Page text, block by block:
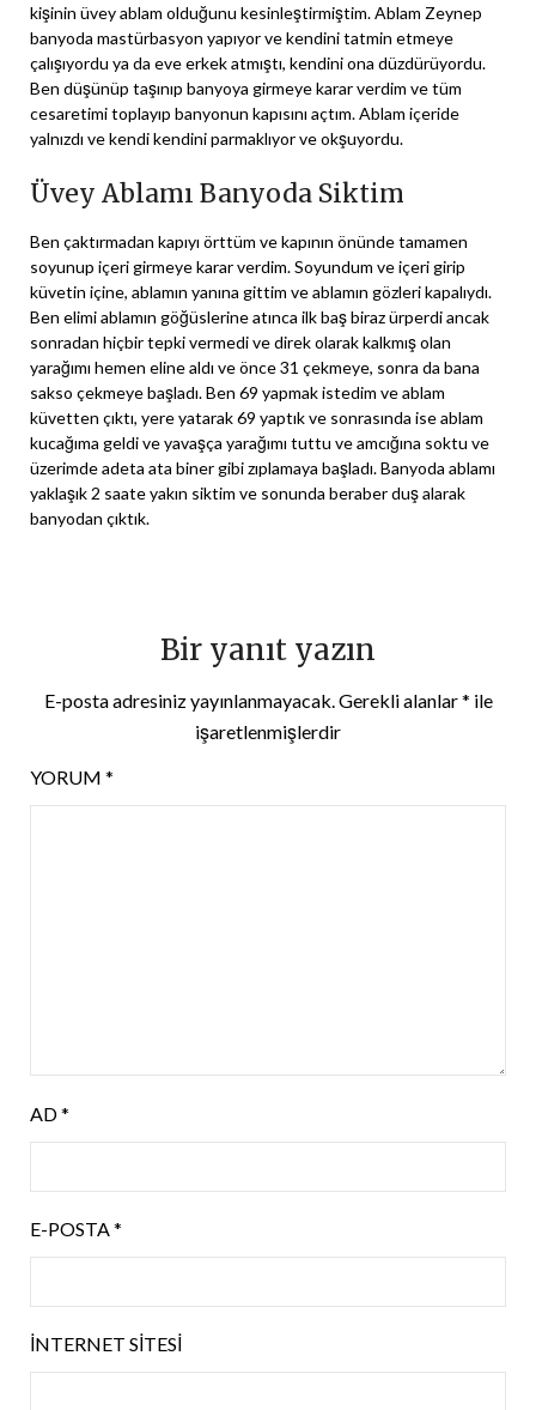
kişinin üvey ablam olduğunu kesinleştirmiştim. Ablam Zeynep
banyoda mastürbasyon yapıyor ve kendini tatmin etmeye
çalışıyordu ya da eve erkek atmıştı, kendini ona düzdürüyordu.
Ben düşünüp taşınıp banyoya girmeye karar verdim ve tüm
cesaretimi toplayıp banyonun kapısını açtım. Ablam içeride
yalnızdı ve kendi kendini parmaklıyor ve okşuyordu.
Üvey Ablamı Banyoda Siktim
Ben çaktırmadan kapıyı örttüm ve kapının önünde tamamen
soyunup içeri girmeye karar verdim. Soyundum ve içeri girip
küvetin içine, ablamın yanına gittim ve ablamın gözleri kapalıydı.
Ben elimi ablamın göğüslerine atınca ilk baş biraz ürperdi ancak
sonradan hiçbir tepki vermedi ve direk olarak kalkmış olan
yarağımı hemen eline aldı ve önce 31 çekmeye, sonra da bana
sakso çekmeye başladı. Ben 69 yapmak istedim ve ablam
küvetten çıktı, yere yatarak 69 yaptık ve sonrasında ise ablam
kucağıma geldi ve yavaşça yarağımı tuttu ve amcığına soktu ve
üzerimde adeta ata biner gibi zıplamaya başladı. Banyoda ablamı
yaklaşık 2 saate yakın siktim ve sonunda beraber duş alarak
banyodan çıktık.
Bir yanıt yazın
E-posta adresiniz yayınlanmayacak.Gerekli alanlar* ile
işaretlenmişlerdir
YORUM *
AD*
E-POSTA*
İNTERNET SITESI